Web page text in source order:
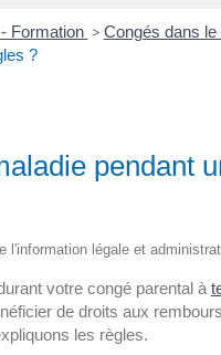
Formation > Congés dans
?
pendant
l'information légale et
votre congé parental à
de droits aux
les règles.